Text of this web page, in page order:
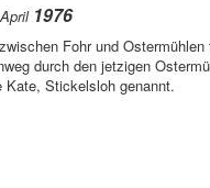
1976
Fohr und
durch den jetzigen
Kate, Stickelsloh genannt.